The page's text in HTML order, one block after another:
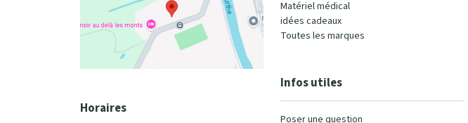
Horaires
Matériel médical
idées cadeaux
Toutes les marques
Infos utiles
Poser une question